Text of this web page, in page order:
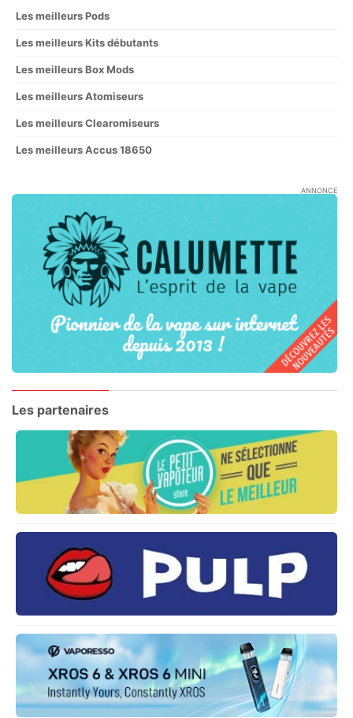
Les meilleurs Pods
Les meilleurs Kits débutants
Les meilleurs Box Mods
Les meilleurs Atomiseurs
Les meilleurs Clearomiseurs
Les meilleurs Accus 18650
ANNONCE
Les partenaires